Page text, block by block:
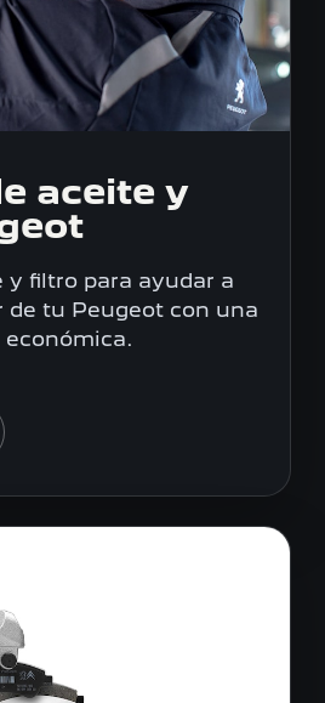
aceite y
y filtro para ayudar a
de tu Peugeot con una